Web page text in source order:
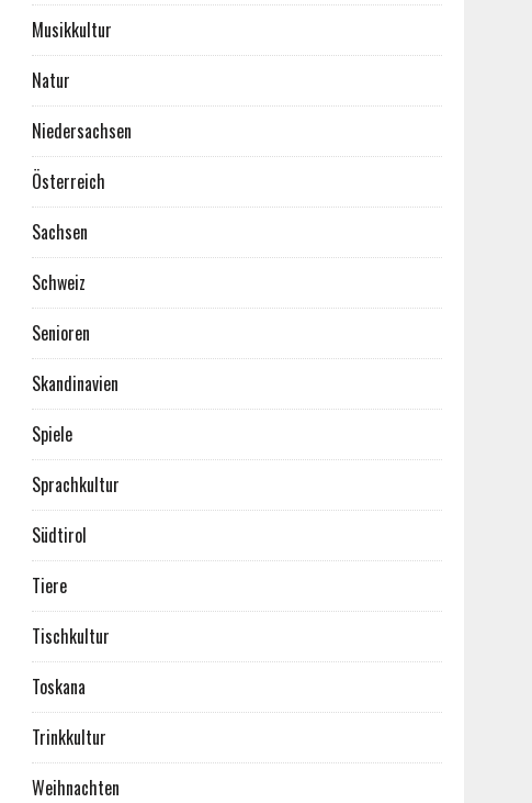
Musikkultur
Natur
Niedersachsen
Österreich
Sachsen
Schweiz
Senioren
Skandinavien
Spiele
Sprachkultur
Südtirol
Tiere
Tischkultur
Toskana
Trinkkultur
Weihnachten